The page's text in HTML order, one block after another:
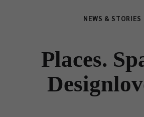
NEWS & STORIES
Places.